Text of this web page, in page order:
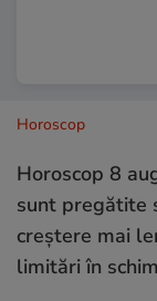
Horoscop
Horoscop 8
sunt pregătite
creștere mai
limitări în